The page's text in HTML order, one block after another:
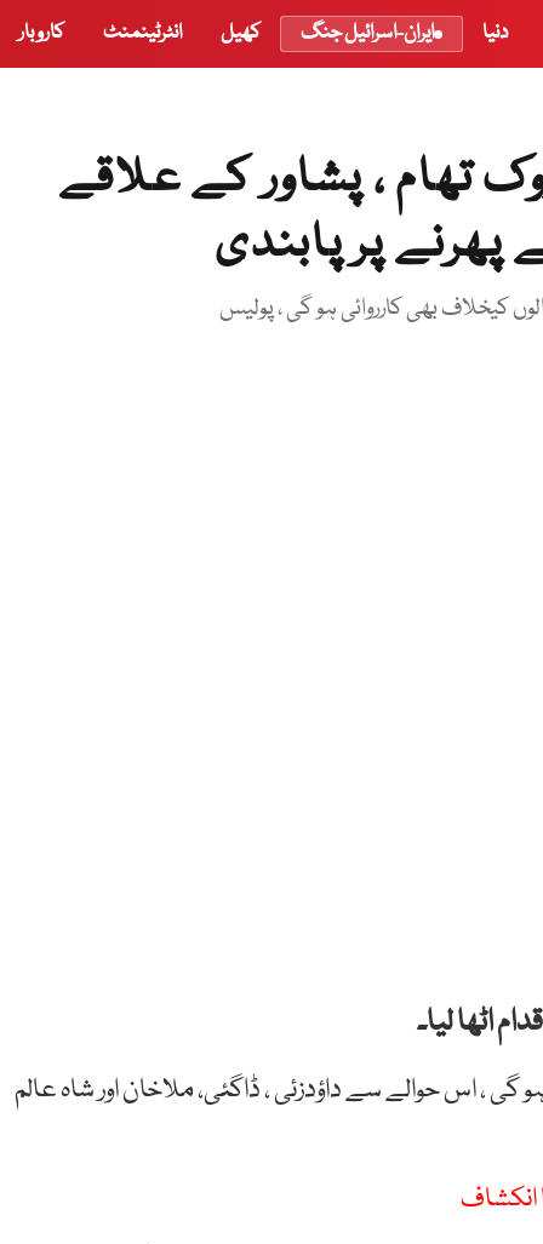
دنیا ایران-اسرائیل جنگ کھیل انٹرٹینمنٹ کاروبار
تھام ، پشاور کے علاقے
پھرنے پر پابندی
کیخلاف بھی کارروائی ہو گی ، پولیس
اٹھا لیا۔
پابندی ہو گی ، اس حوالے سے داؤدزئی ، ڈاگئی، ملاخان اور شاہ عالم
انکشاف